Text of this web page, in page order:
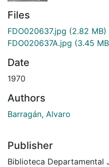
Files
FDO020637.jpg (2.82 MB)
FDO020637A.jpg (3.45
Date
1970
Authors
Barragán, Alvaro
Publisher
Biblioteca Departamental